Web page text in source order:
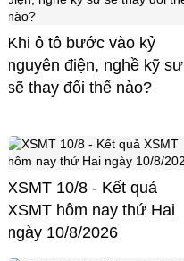
Khi ô tô bước vào kỷ
nguyên điện, nghề kỹ sư
sẽ thay đổi thế nào?
XSMT 10/8 - Kết quả
XSMT hôm nay thứ Hai
ngày 10/8/2026